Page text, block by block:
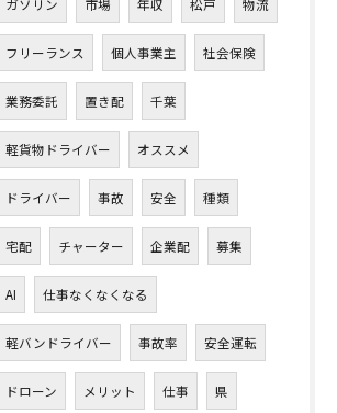
ガソリン 市場 年収 松戸 物流
フリーランス 個人事業主 社会保険
業務委託 置き配 千葉
軽貨物ドライバー オススメ
ドライバー 事故 安全 種類
宅配 チャーター 企業配 募集
AI 仕事なくなくなる
軽バンドライバー 事故率 安全運転
ドローン メリット 仕事 県